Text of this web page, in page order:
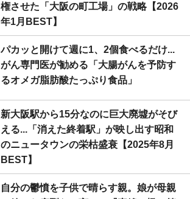
権させた「大阪の町工場」の戦略【2026
年1月BEST】
パカッと開けて週に1、2個食べるだけ...
がん専門医が勧める「大腸がんを予防す
るオメガ脂肪酸たっぷり食品」
新大阪駅から15分なのに巨大廃墟がそび
える...「消えた終着駅」が映し出す昭和
のニュータウンの栄枯盛衰【2025年8月
BEST】
自分の鬱憤を子供で晴らす親。娘が母親